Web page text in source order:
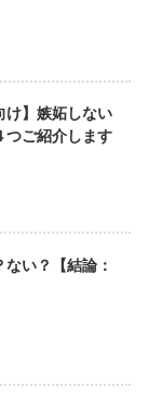
け】嫉妬しない
つご紹介します
い？【結論：